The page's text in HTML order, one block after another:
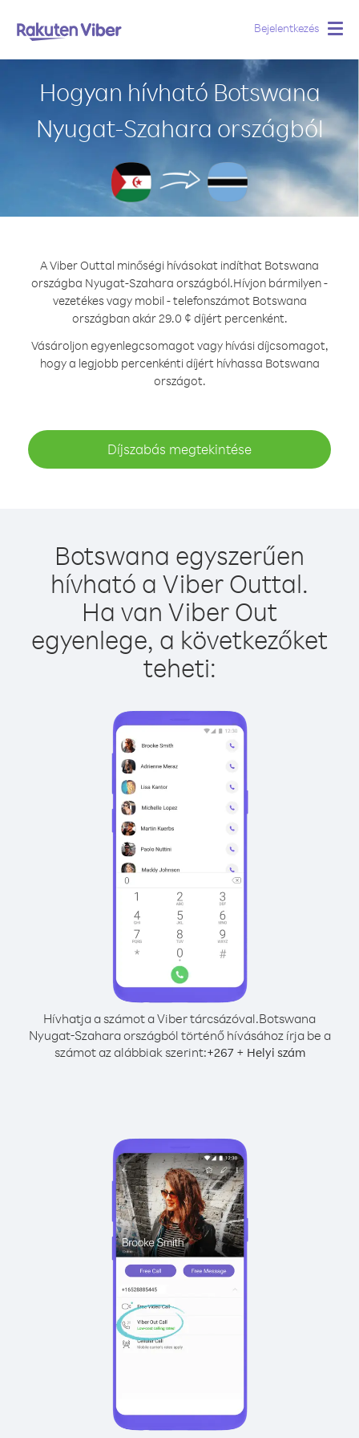
Bejelentkezés
Hogyan hívható Botswana
Nyugat-Szahara országból
A Viber Outtal minőségi hívásokat indíthat Botswana
országba Nyugat-Szahara országból.Hívjon bármilyen -
vezetékes vagy mobil - telefonszámot Botswana
országban akár 29.0 ¢ díjért percenként.
Vásároljon egyenlegcsomagot vagy hívási díjcsomagot,
hogy a legjobb percenkénti díjért hívhassa Botswana
országot.
Díjszabás megtekintése
Botswana egyszerűen
hívható a Viber Outtal.
Ha van Viber Out
egyenlege, a következőket
teheti:
Hívhatja a számot a Viber tárcsázóval.Botswana
Nyugat-Szahara országból történő hívásához írja be a
számot az alábbiak szerint:+267+ Helyi szám